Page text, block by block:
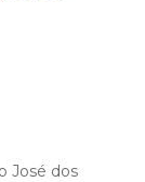
José dos